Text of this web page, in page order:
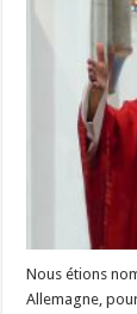
Nous étions
Allemagne,